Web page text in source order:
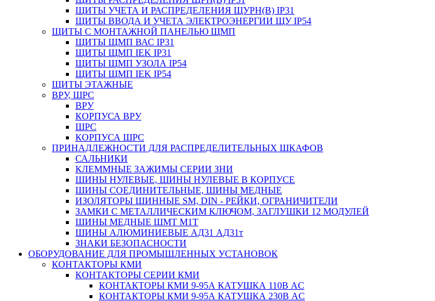
ЩИТЫ УЧЕТА И РАСПРЕДЕЛЕНИЯ ЩУРН(В) IP31
ЩИТЫ ВВОДА И УЧЕТА ЭЛЕКТРОЭНЕРГИИ ЩУ IP54
ЩИТЫ С МОНТАЖНОЙ ПАНЕЛЬЮ ЩМП
ЩИТЫ ЩМП ВАС IP31
ЩИТЫ ЩМП IEK IP31
ЩИТЫ ЩМП УЗОЛА IP54
ЩИТЫ ЩМП IEK IP54
ЩИТЫ ЭТАЖНЫЕ
ВРУ, ШРС
ВРУ
КОРПУСА ВРУ
ШРС
КОРПУСА ШРС
ПРИНАДЛЕЖНОСТИ ДЛЯ РАСПРЕДЕЛИТЕЛЬНЫХ ШКАФОВ
САЛЬНИКИ
КЛЕММНЫЕ ЗАЖИМЫ СЕРИИ ЗНИ
ШИНЫ НУЛЕВЫЕ, ШИНЫ НУЛЕВЫЕ В КОРПУСЕ
ШИНЫ СОЕДИНИТЕЛЬНЫЕ, ШИНЫ МЕДНЫЕ
ИЗОЛЯТОРЫ ШИННЫЕ SM, DIN - РЕЙКИ, ОГРАНИЧИТЕЛИ
ЗАМКИ С МЕТАЛЛИЧЕСКИМ КЛЮЧОМ, ЗАГЛУШКИ 12 МОДУЛЕЙ
ШИНЫ МЕДНЫЕ ШМТ М1Т
ШИНЫ АЛЮМИНИЕВЫЕ АД31 АД31т
ЗНАКИ БЕЗОПАСНОСТИ
ОБОРУДОВАНИЕ ДЛЯ ПРОМЫШЛЕННЫХ УСТАНОВОК
КОНТАКТОРЫ КМИ
КОНТАКТОРЫ СЕРИИ КМИ
КОНТАКТОРЫ КМИ 9-95А КАТУШКА 110В AC
КОНТАКТОРЫ КМИ 9-95А КАТУШКА 230В AC